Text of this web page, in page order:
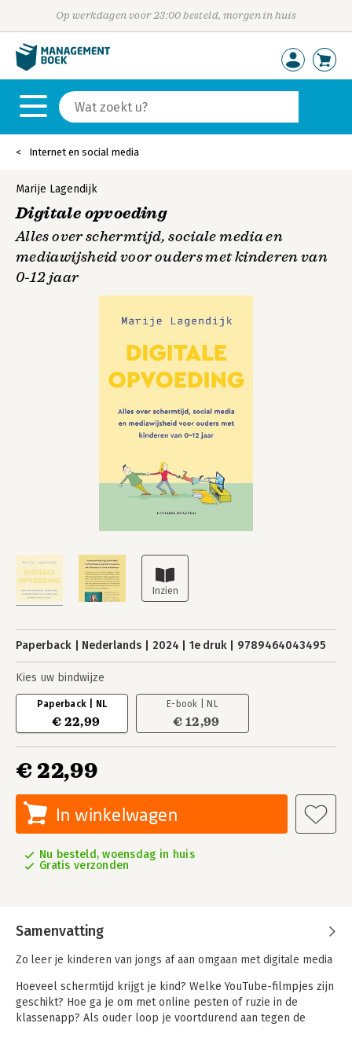
Op werkdagen voor 23:00 besteld, morgen in huis
Internet en social media
Marije Lagendijk
Digitale opvoeding
Alles over schermtijd, sociale media en
mediawijsheid voor ouders met kinderen van
0-12 jaar
Paperback Nederlands 2024 1e druk 9789464043495
Kies uw bindwijze
Paperback | NL
€ 22,99
E-book | NL
€ 12,99
€ 22,99
In winkelwagen
Nu besteld, woensdag in huis
Gratis verzonden
Samenvatting
Zo leer je kinderen van jongs af aan omgaan met digitale media
Hoeveel schermtijd krijgt je kind? Welke YouTube-filmpjes zijn
geschikt? Hoe ga je om met online pesten of ruzie in de
klassenapp? Als ouder loop je voortdurend aan tegen de